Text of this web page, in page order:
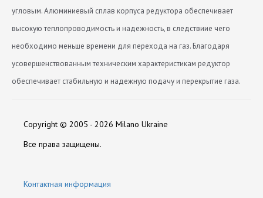
угловым. Алюминиевый сплав корпуса редуктора обеспечивает
высокую теплопроводимость и надежность, в следствиие чего
необходимо меньше времени для перехода на газ. Благодаря
усовершенствованным техническим характеристикам редуктор
обеспечивает стабильную и надежную подачу и перекрытие газа.
Гарантия на газовый редуктор (мес)
Оставить отзыв
Скачать Sertifikat-sootvetstviya-na-reduktor-Torelli-
Corsair.pdf
Copyright © 2005 - 2026 Milano Ukraine
Все права защищены.
Контактная информация